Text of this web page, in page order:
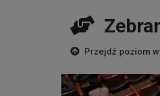
Przejdź poziom